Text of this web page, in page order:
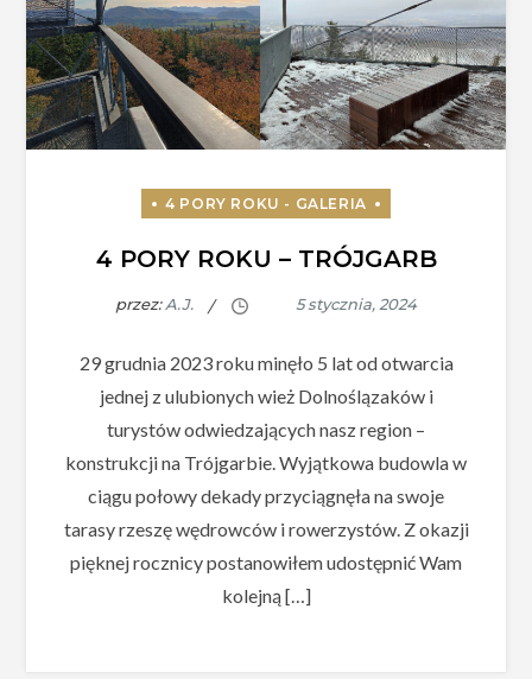
4 PORY ROKU – TRÓJGARB
przez:A.J.
29 grudnia 2023 roku minęło 5 lat od otwarcia
jednej z ulubionych wież Dolnoślązaków i
turystów odwiedzających nasz region –
konstrukcji na Trójgarbie. Wyjątkowa budowla w
ciągu połowy dekady przyciągnęła na swoje
tarasy rzeszę wędrowców i rowerzystów. Z okazji
pięknej rocznicy postanowiłem udostępnić Wam
kolejną […]